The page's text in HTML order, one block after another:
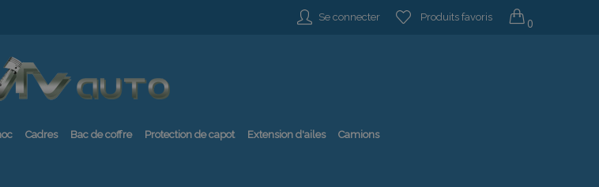
Se connecter Produits favoris 0
Cadres Bac de coffre Protection de capot Extension d'ailes Camions